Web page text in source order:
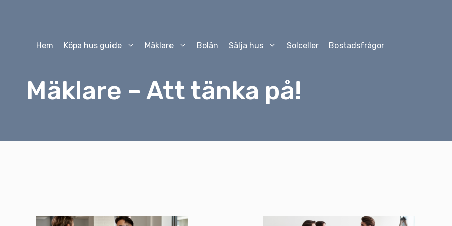
innehåll
Hem Köpa hus guide Mäklare Bolån Sälja hus Solceller Bostadsfrågor
Mäklare – Att tänka på!